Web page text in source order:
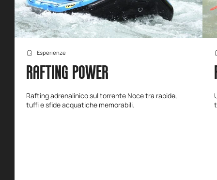
Esperienze
RAFTING POWER
Rafting adrenalinico sul torrente Noce tra rapide,
tuffi e sfide acquatiche memorabili.